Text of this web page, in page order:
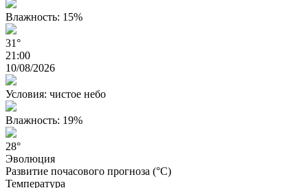
Влажность: 15%
31°
21:00
10/08/2026
Условия: чистое небо
Влажность: 19%
28°
Эволюция
Развитие почасового прогноза (°C)
Температура